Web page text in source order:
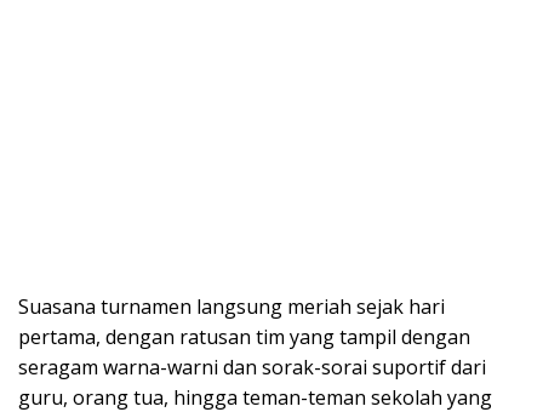
Suasana turnamen langsung meriah sejak hari
pertama, dengan ratusan tim yang tampil dengan
seragam warna-warni dan sorak-sorai suportif dari
guru, orang tua, hingga teman-teman sekolah yang